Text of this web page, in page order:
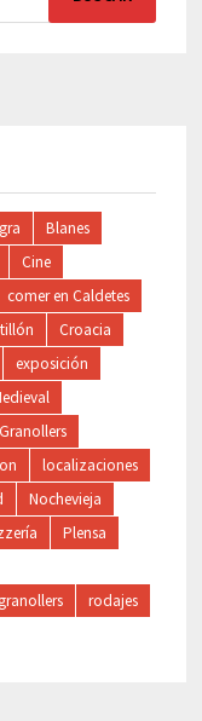
Blanes
Cine
comer en Caldetes
Croacia
exposición
Granollers
localizaciones
Nochevieja
Plensa
rodajes